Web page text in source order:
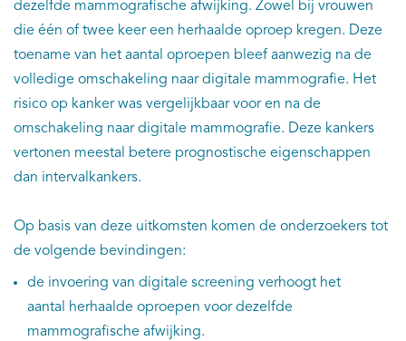
dezelfde mammografische afwijking. Zowel bij vrouwen
die één of twee keer een herhaalde oproep kregen. Deze
toename van het aantal oproepen bleef aanwezig na de
volledige omschakeling naar digitale mammografie. Het
risico op kanker was vergelijkbaar voor en na de
omschakeling naar digitale mammografie. Deze kankers
vertonen meestal betere prognostische eigenschappen
dan intervalkankers.
Op basis van deze uitkomsten komen de onderzoekers tot
de volgende bevindingen:
de invoering van digitale screening verhoogt het
aantal herhaalde oproepen voor dezelfde
mammografische afwijking.